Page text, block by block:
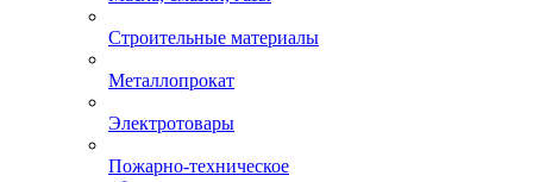
Строительные материалы
Металлопрокат
Электротовары
Пожарно-техническое